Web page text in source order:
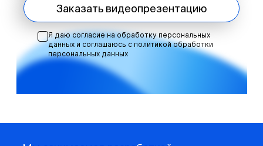
Заказать видеопрезентацию
Я даю согласие на обработку персональных
данных и соглашаюсь с политикой обработки
персональных данных